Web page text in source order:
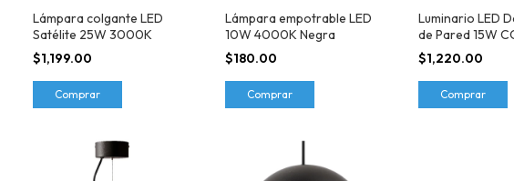
Lámpara colgante LED
Satélite 25W 3000K
$1,199.00
Comprar
Lámpara empotrable LED
10W 4000K Negra
$180.00
Comprar
Luminario LED
de Pared 15W
Tecnolite
$1,220.00
Comprar